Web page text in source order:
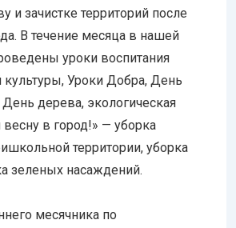
и зачистке территорий после
В течение месяца в нашей
уроки воспитания
культуры, Уроки Добра, День
дерева, экологическая
в город!» — уборка
территории, уборка
зеленых насаждений.
месячника по